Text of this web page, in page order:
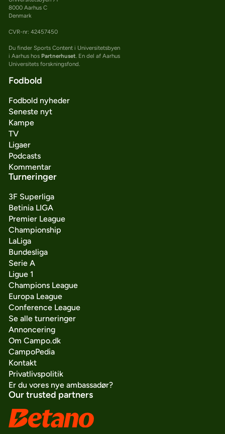
8000 Aarhus C
Denmark
CVR-nr: 42457450
Du finder Sports Content i Universitetsbyen
i Aarhus hos Partnerhuset. En del af Aarhus
Universitets forskningsfond.
Fodbold
Fodbold nyheder
Seneste nyt
Kampe
TV
Ligaer
Podcasts
Kommentar
Turneringer
3F Superliga
Betinia LIGA
Premier League
Championship
LaLiga
Bundesliga
Serie A
Ligue 1
Champions League
Europa League
Conference League
Se alle turneringer
Annoncering
Om Campo.dk
CampoPedia
Kontakt
Privatlivspolitik
Er du vores nye ambassadør?
Our trusted partners